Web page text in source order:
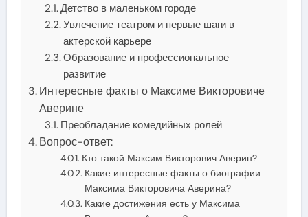
Детство в маленьком городе
Увлечение театром и первые шаги в
актерской карьере
Образование и профессиональное
развитие
Интересные факты о Максиме Викторовиче
Аверине
Преобладание комедийных ролей
Вопрос-ответ:
Кто такой Максим Викторович Аверин?
Какие интересные факты о биографии
Максима Викторовича Аверина?
Какие достижения есть у Максима